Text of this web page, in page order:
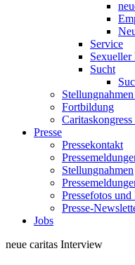
Service
Sexueller
Sucht
Fortbildung
Presse
Pressekontakt
Stellungnahmen
Pressefotos
Presse-
Jobs
neue caritas Interview